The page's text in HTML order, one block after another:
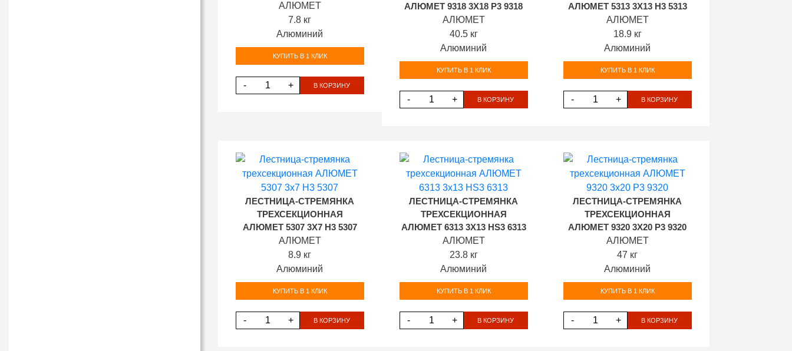
АЛЮМЕТ
7.8 кг
Алюминий
КУПИТЬ В 1 КЛИК
- + В КОРЗИНУ
АЛЮМЕТ 9318 3Х18 P3 9318
АЛЮМЕТ
40.5 кг
Алюминий
КУПИТЬ В 1 КЛИК
- + В КОРЗИНУ
АЛЮМЕТ 5313 3Х13 H3 5313
АЛЮМЕТ
18.9 кг
Алюминий
КУПИТЬ В 1 КЛИК
- + В КОРЗИНУ
ЛЕСТНИЦА-СТРЕМЯНКА
ТРЕХСЕКЦИОННАЯ
АЛЮМЕТ 5307 3Х7 H3 5307
АЛЮМЕТ
8.9 кг
Алюминий
КУПИТЬ В 1 КЛИК
- + В КОРЗИНУ
ЛЕСТНИЦА-СТРЕМЯНКА
ТРЕХСЕКЦИОННАЯ
АЛЮМЕТ 6313 3Х13 HS3 6313
АЛЮМЕТ
23.8 кг
Алюминий
КУПИТЬ В 1 КЛИК
- + В КОРЗИНУ
ЛЕСТНИЦА-СТРЕМЯНКА
ТРЕХСЕКЦИОННАЯ
АЛЮМЕТ 9320 3Х20 P3 9320
АЛЮМЕТ
47 кг
Алюминий
КУПИТЬ В 1 КЛИК
- + В КОРЗИНУ